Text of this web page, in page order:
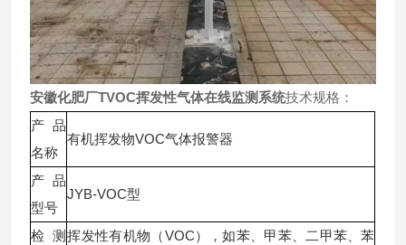
安徽化肥厂TVOC挥发性气体在线监测系统技术规格：
产品
名称
有机挥发物VOC气体报警器
产品
型号
JYB-VOC型
检测 挥发性有机物（VOC），如苯、甲苯、二甲苯、苯